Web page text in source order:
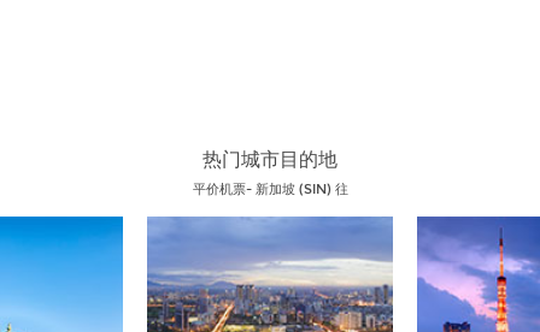
热门城市目的地
平价机票- 新加坡 (SIN) 往